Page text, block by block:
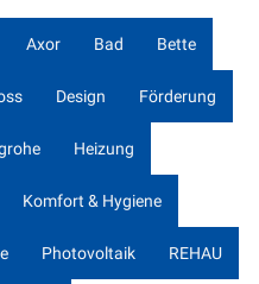
Axor Bad Bette
Design Förderung
Heizung
Komfort & Hygiene
Photovoltaik REHAU